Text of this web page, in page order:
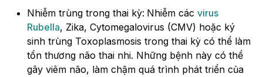
Nhiễm trùng trong thai kỳ: Nhiễm các virus
Rubella, Zika, Cytomegalovirus (CMV) hoặc ký
sinh trùng Toxoplasmosis trong thai kỳ có thể làm
tổn thương não thai nhi. Những bệnh này có thể
gây viêm não, làm chậm quá trình phát triển của